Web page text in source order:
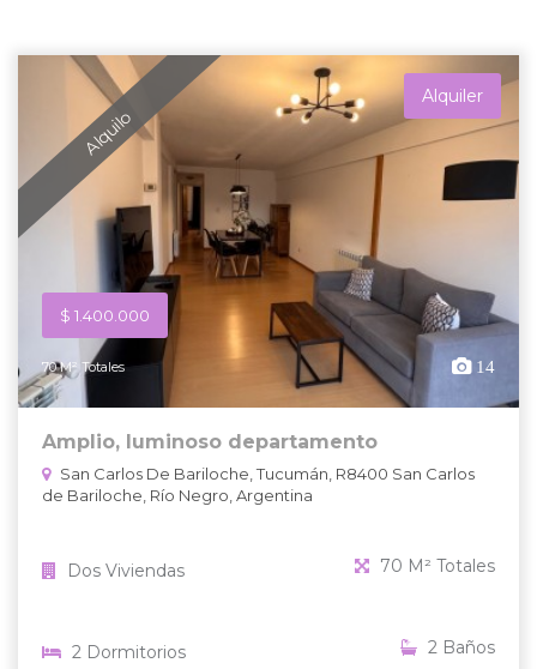
Alquilo
Alquiler
$ 1.400.000
70 M² Totales 14
Amplio, luminoso departamento
San Carlos De Bariloche, Tucumán, R8400 San Carlos
de Bariloche, Río Negro, Argentina
Dos Viviendas 70 M² Totales
2 Dormitorios 2 Baños